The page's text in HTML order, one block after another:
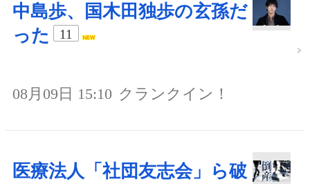
中島歩、国木田独歩の玄孫だ
った
11
08月09日 15:10 クランクイン！
医療法人「社団友志会」ら破